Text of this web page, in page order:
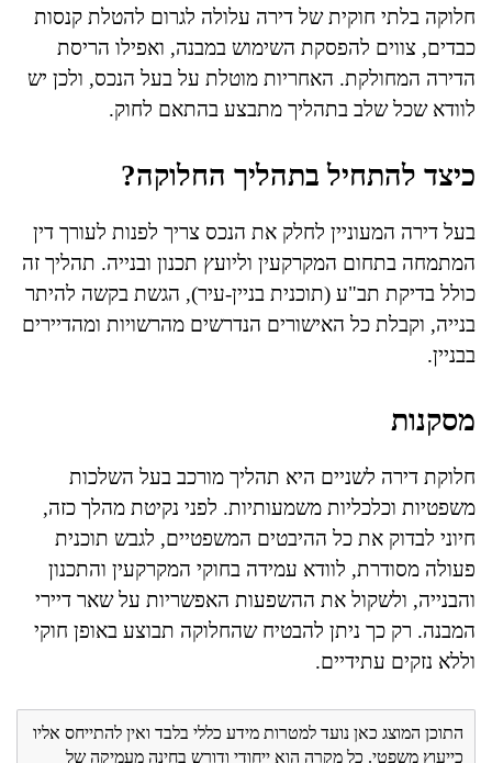
חלוקה בלתי חוקית של דירה עלולה לגרום להטלת קנסות
כבדים, צווים להפסקת השימוש במבנה, ואפילו הריסת
הדירה המחולקת. האחריות מוטלת על בעל הנכס, ולכן יש
לוודא שכל שלב בתהליך מתבצע בהתאם לחוק.
כיצד להתחיל בתהליך החלוקה?
בעל דירה המעוניין לחלק את הנכס צריך לפנות לעורך דין
המתמחה בתחום המקרקעין וליועץ תכנון ובנייה. תהליך זה
כולל בדיקת תב"ע (תוכנית בניין-עיר), הגשת בקשה להיתר
בנייה, וקבלת כל האישורים הנדרשים מהרשויות ומהדיירים
בבניין.
מסקנות
חלוקת דירה לשניים היא תהליך מורכב בעל השלכות
משפטיות וכלכליות משמעותיות. לפני נקיטת מהלך כזה,
חיוני לבדוק את כל ההיבטים המשפטיים, לגבש תוכנית
פעולה מסודרת, לוודא עמידה בחוקי המקרקעין והתכנון
והבנייה, ולשקול את ההשפעות האפשריות על שאר דיירי
המבנה. רק כך ניתן להבטיח שהחלוקה תבוצע באופן חוקי
וללא נזקים עתידיים.
התוכן המוצג כאן נועד למטרות מידע כללי בלבד ואין להתייחס אליו
כייעוץ משפטי. כל מקרה הוא ייחודי ודורש בחינה מעמיקה של